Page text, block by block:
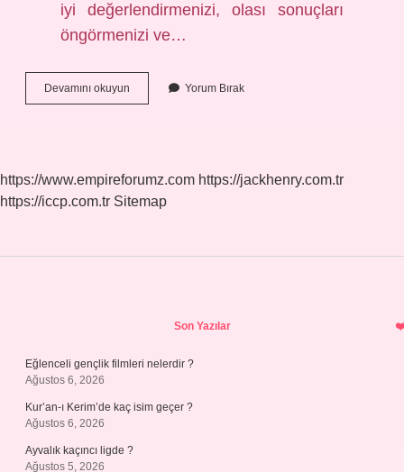
iyi değerlendirmenizi, olası sonuçları
öngörmenizi ve…
Devamını okuyun
Adam
Yorum Bırak
https://www.empireforumz.com https://jackhenry.com.tr
https://iccp.com.tr Sitemap
Son Yazılar
Eğlenceli gençlik filmleri nelerdir ?
Ağustos 6, 2026
Kur’an-ı Kerim’de kaç isim geçer ?
Ağustos 6, 2026
Ayvalık kaçıncı ligde ?
Ağustos 5, 2026